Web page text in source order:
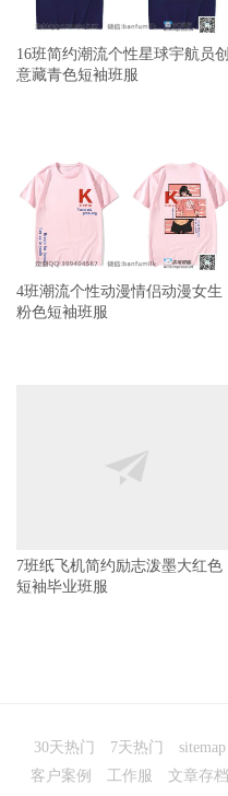
16班简约潮流个性星球宇航员创
意藏青色短袖班服
4班潮流个性动漫情侣动漫女生
7班纸飞机简约励志泼墨大红色